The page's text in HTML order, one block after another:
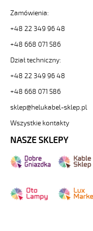
Zamówienia:
+48 22 349 96 48
+48 668 071 586
Dział techniczny:
+48 22 349 96 48
+48 668 071 586
sklep@helukabel-sklep.pl
Wszystkie kontakty
NASZE SKLEPY